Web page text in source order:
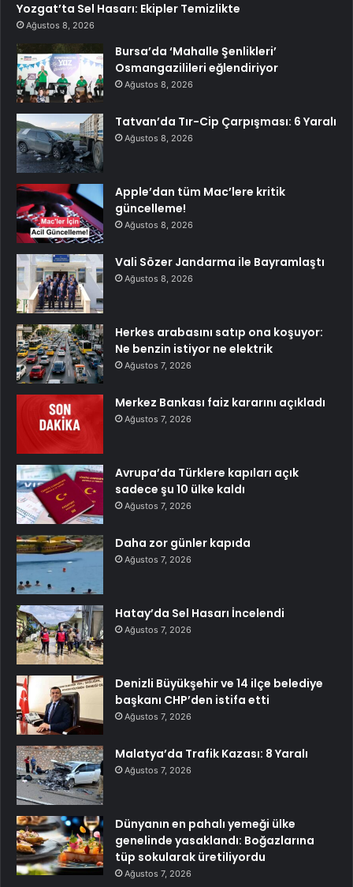
Yozgat’ta Sel Hasarı: Ekipler Temizlikte
Ağustos 8, 2026
Bursa’da ‘Mahalle Şenlikleri’
Osmangazilileri eğlendiriyor
Ağustos 8, 2026
Tatvan’da Tır-Cip Çarpışması: 6 Yaralı
Ağustos 8, 2026
Apple’dan tüm Mac’lere kritik
güncelleme!
Ağustos 8, 2026
Vali Sözer Jandarma ile Bayramlaştı
Ağustos 8, 2026
Herkes arabasını satıp ona koşuyor:
Ne benzin istiyor ne elektrik
Ağustos 7, 2026
Merkez Bankası faiz kararını açıkladı
Ağustos 7, 2026
Avrupa’da Türklere kapıları açık
sadece şu 10 ülke kaldı
Ağustos 7, 2026
Daha zor günler kapıda
Ağustos 7, 2026
Hatay’da Sel Hasarı İncelendi
Ağustos 7, 2026
Denizli Büyükşehir ve 14 ilçe belediye
başkanı CHP’den istifa etti
Ağustos 7, 2026
Malatya’da Trafik Kazası: 8 Yaralı
Ağustos 7, 2026
Dünyanın en pahalı yemeği ülke
genelinde yasaklandı: Boğazlarına
tüp sokularak üretiliyordu
Ağustos 7, 2026